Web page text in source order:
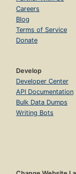
Careers
Blog
Terms of Service
Donate
Develop
Developer Center
API Documentation
Bulk Data Dumps
Writing Bots